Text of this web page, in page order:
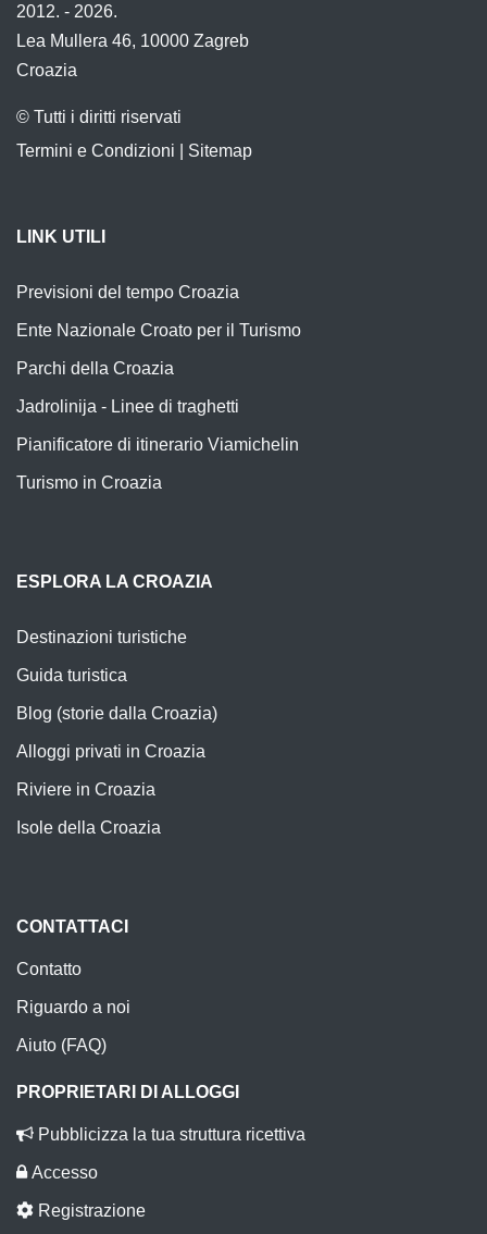
2012. - 2026.
Lea Mullera 46, 10000 Zagreb
Croazia
© Tutti i diritti riservati
Termini e Condizioni
Sitemap
LINK UTILI
Previsioni del tempo Croazia
Ente Nazionale Croato per il Turismo
Parchi della Croazia
Jadrolinija - Linee di traghetti
Pianificatore di itinerario Viamichelin
Turismo in Croazia
ESPLORA LA CROAZIA
Destinazioni turistiche
Guida turistica
Blog (storie dalla Croazia)
Alloggi privati in Croazia
Riviere in Croazia
Isole della Croazia
CONTATTACI
Contatto
Riguardo a noi
Aiuto (FAQ)
PROPRIETARI DI ALLOGGI
Pubblicizza la tua struttura ricettiva
Accesso
Registrazione